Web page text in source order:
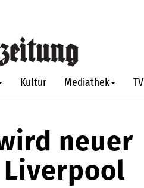
Kultur Mediathek TV
neuer
Liverpool